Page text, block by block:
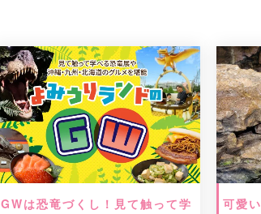
GWは恐竜づくし！見て触って学
可愛